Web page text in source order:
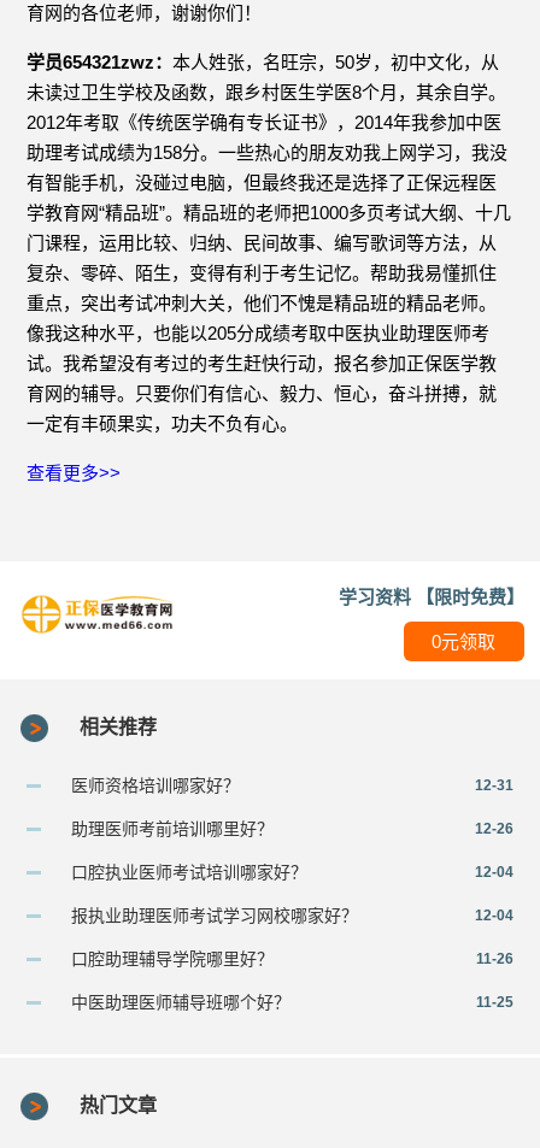
育网的各位老师，谢谢你们！
学员654321zwz：本人姓张，名旺宗，50岁，初中文化，从
未读过卫生学校及函数，跟乡村医生学医8个月，其余自学。
2012年考取《传统医学确有专长证书》，2014年我参加中医
助理考试成绩为158分。一些热心的朋友劝我上网学习，我没
有智能手机，没碰过电脑，但最终我还是选择了正保远程医
学教育网“精品班”。精品班的老师把1000多页考试大纲、十几
门课程，运用比较、归纳、民间故事、编写歌词等方法，从
复杂、零碎、陌生，变得有利于考生记忆。帮助我易懂抓住
重点，突出考试冲刺大关，他们不愧是精品班的精品老师。
像我这种水平，也能以205分成绩考取中医执业助理医师考
试。我希望没有考过的考生赶快行动，报名参加正保医学教
育网的辅导。只要你们有信心、毅力、恒心，奋斗拼搏，就
一定有丰硕果实，功夫不负有心。
查看更多>>
学习资料 【限时免费】
0元领取
相关推荐
医师资格培训哪家好？ 12-31
助理医师考前培训哪里好？ 12-26
口腔执业医师考试培训哪家好？ 12-04
报执业助理医师考试学习网校哪家好？ 12-04
口腔助理辅导学院哪里好？ 11-26
中医助理医师辅导班哪个好？ 11-25
热门文章